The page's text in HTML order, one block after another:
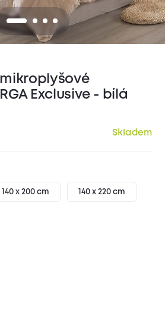
Exclusive - bílá
Skladem
140 x 200 cm 140 x 220 cm